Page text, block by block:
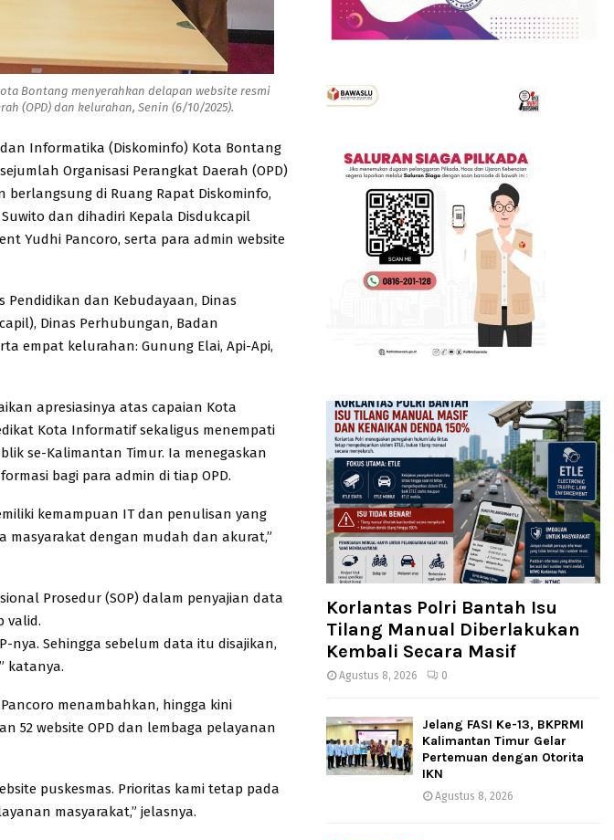
Bontang menyerahkan delapan website resmi
(OPD) dan kelurahan, Senin (6/10/2025).
Informatika (Diskominfo) Kota Bontang
Organisasi Perangkat Daerah (OPD)
berlangsung di Ruang Rapat Diskominfo,
dan dihadiri Kepala Disdukcapil
Yudhi Pancoro, serta para admin website
dan Kebudayaan, Dinas
Dinas Perhubungan, Badan
empat kelurahan: Gunung Elai, Api-Api,
apresiasinya atas capaian Kota
Kota Informatif sekaligus menempati
se-Kalimantan Timur. Ia menegaskan
bagi para admin di tiap OPD.
kemampuan IT dan penulisan yang
masyarakat dengan mudah dan akurat,”
Prosedur (SOP) dalam penyajian data
valid.
nya. Sehingga sebelum data itu disajikan,
katanya.
menambahkan, hingga kini
52 website OPD dan lembaga pelayanan
puskesmas. Prioritas kami tetap pada
masyarakat,” jelasnya.
Korlantas Polri Bantah Isu
Tilang Manual Diberlakukan
Kembali Secara Masif
Agustus 8, 2026 0
Jelang FASI Ke-13, BKPRMI
Kalimantan Timur Gelar
Pertemuan dengan Otorita
IKN
Agustus 8, 2026